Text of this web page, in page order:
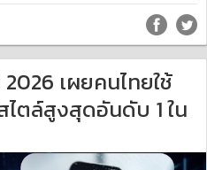
เผยคนไทยใช้
ไตล์สูงสุดอันดับ 1 ใน